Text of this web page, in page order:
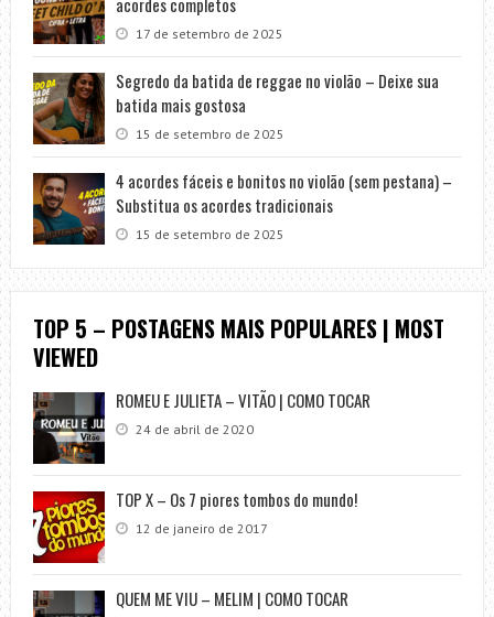
17 de setembro de 2025
Segredo da batida de reggae no violão – Deixe sua
batida mais gostosa
15 de setembro de 2025
4 acordes fáceis e bonitos no violão (sem pestana) –
Substitua os acordes tradicionais
15 de setembro de 2025
TOP 5 – POSTAGENS MAIS POPULARES | MOST
VIEWED
ROMEU E JULIETA – VITÃO | COMO TOCAR
24 de abril de 2020
TOP X – Os 7 piores tombos do mundo!
12 de janeiro de 2017
QUEM ME VIU – MELIM | COMO TOCAR